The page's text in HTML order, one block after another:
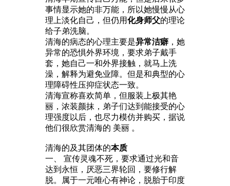
事情显示她的非万能，所以她慢慢从心
理上淡化自己，但仍用化身师父的理论
给子弟洗脑。
清海的病态的心理主要是异常洁癖 ，她
异常的恐惧外界环境，要求弟子戴手
套，她自己一和外界接触，就马上洗
澡，解释为避免业障。但是和典型的心
理障碍性压抑症状态一致。
清海宣称喜欢简单，但服装上极其艳
丽，浓装颜抹，弟子们达到能接受的心
理强度以后，也尽力模仿并购买，据说
他们很欣赏清海的 美丽 。
清海的及其团体的本质
一、 宣传灵魂不死，要求通过光和音
达到永恒，厌恶三界轮回，要修行解
脱。属于一元唯心有神论，脱胎于印度